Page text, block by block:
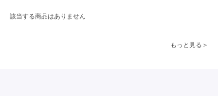
該当する商品はありません
もっと見る＞